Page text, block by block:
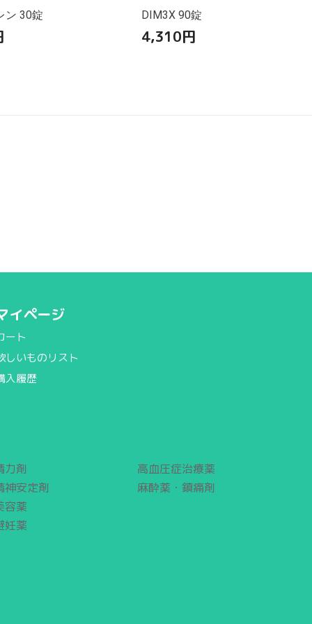
ン 30錠 DIM3X 90錠
4,310円
イページ
ート
しいものリスト
入履歴
力剤
神安定剤
容薬
妊薬
高血圧症治療薬
麻酔薬・鎮痛剤